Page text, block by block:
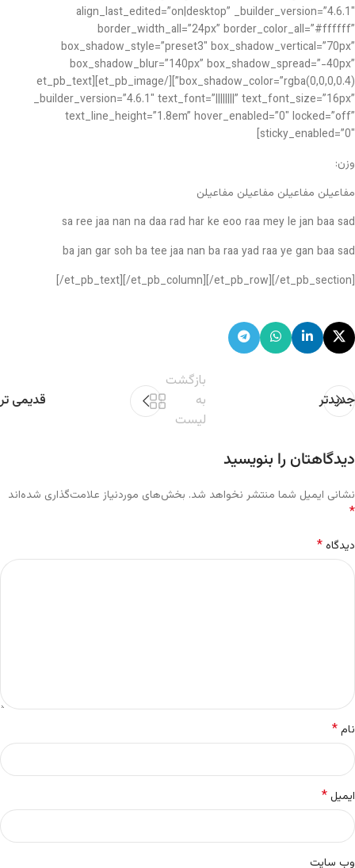
align_last_edited=”on|desktop” _builder_version=”4.6.1″
border_width_all=”24px” border_color_all=”#ffffff”
box_shadow_style=”preset3″ box_shadow_vertical=”70px”
box_shadow_blur=”140px” box_shadow_spread=”-40px”
box_shadow_color=”rgba(0,0,0,0.4)”][/et_pb_image][et_pb_text
_builder_version=”4.6.1″ text_font=”||||||||” text_font_size=”16px”
text_line_height=”1.8em” hover_enabled=”0″ locked=”off”
sticky_enabled=”0″]
وزن:
مفاعیلن مفاعیلن مفاعیلن مفاعیلن
sa ree jaa nan na daa rad har ke eoo raa mey le jan baa sad
ba jan gar soh ba tee jaa nan ba raa yad raa ye gan baa sad
[/et_pb_text][/et_pb_column][/et_pb_row][/et_pb_section]
جدیدتر
بازگشت
به
لیست
قدیمی تر
دیدگاهتان را بنویسید
نشانی ایمیل شما منتشر نخواهد شد. بخش‌های موردنیاز علامت‌گذاری شده‌اند
*
دیدگاه*
نام*
ایمیل*
وب‌ سایت